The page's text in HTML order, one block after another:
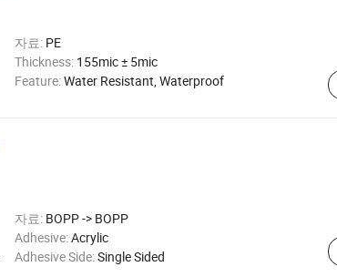
자료: PE
Thickness: 155mic ± 5mic
Feature:Water Resistant, Waterproof
자료: BOPP -> BOPP
Adhesive:Acrylic
Adhesive Side:Single Sided